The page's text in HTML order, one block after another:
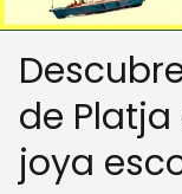
de Platja
joya